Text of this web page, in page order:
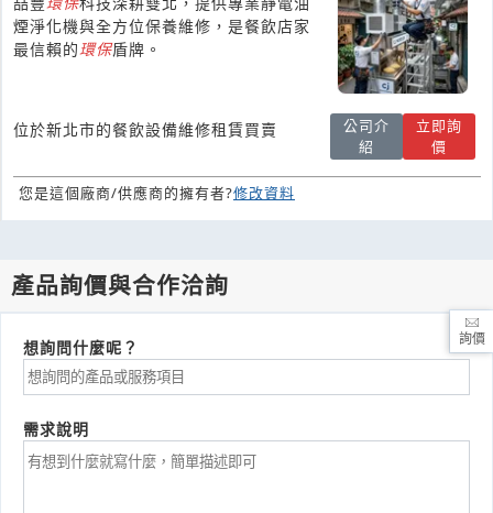
煙淨化機與全方位保養維修，是餐飲店家
最信賴的環保盾牌。
位於新北市的餐飲設備維修租賃買賣
公司介
紹
立即詢
價
您是這個廠商/供應商的擁有者?修改資料
產品詢價與合作洽詢
想詢問什麼呢？
需求說明
詢價